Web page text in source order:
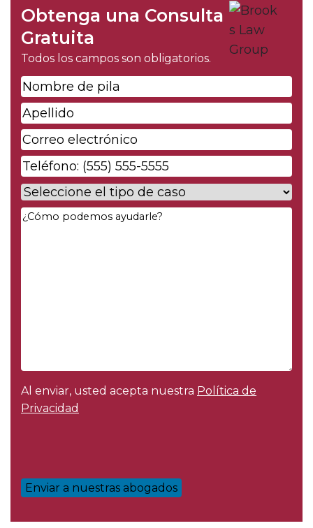
Obtenga una Consulta
Gratuita
Todos los campos son obligatorios.
Nombre
de
pila*
Apellido*
Correo
electrónico*
Phone*
Case
Type*
Your
Al enviar, usted acepta nuestra Política de
Privacidad